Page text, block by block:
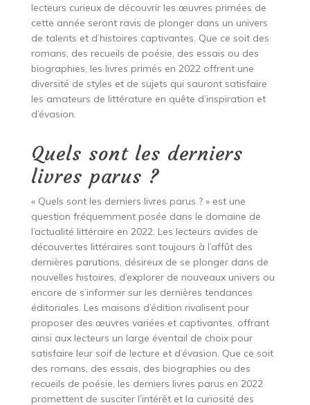
lecteurs curieux de découvrir les œuvres primées de
cette année seront ravis de plonger dans un univers
de talents et d’histoires captivantes. Que ce soit des
romans, des recueils de poésie, des essais ou des
biographies, les livres primés en 2022 offrent une
diversité de styles et de sujets qui sauront satisfaire
les amateurs de littérature en quête d’inspiration et
d’évasion.
Quels sont les derniers
livres parus ?
« Quels sont les derniers livres parus ? » est une
question fréquemment posée dans le domaine de
l’actualité littéraire en 2022. Les lecteurs avides de
découvertes littéraires sont toujours à l’affût des
dernières parutions, désireux de se plonger dans de
nouvelles histoires, d’explorer de nouveaux univers ou
encore de s’informer sur les dernières tendances
éditoriales. Les maisons d’édition rivalisent pour
proposer des œuvres variées et captivantes, offrant
ainsi aux lecteurs un large éventail de choix pour
satisfaire leur soif de lecture et d’évasion. Que ce soit
des romans, des essais, des biographies ou des
recueils de poésie, les derniers livres parus en 2022
promettent de susciter l’intérêt et la curiosité des